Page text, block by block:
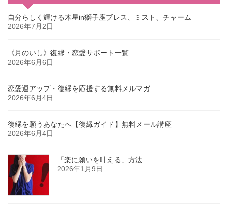
自分らしく輝ける木星in獅子座ブレス、ミスト、チャーム
2026年7月2日
《月のいし》復縁・恋愛サポート一覧
2026年6月6日
恋愛運アップ・復縁を応援する無料メルマガ
2026年6月4日
復縁を願うあなたへ【復縁ガイド】無料メール講座
2026年6月4日
「楽に願いを叶える」方法
2026年1月9日